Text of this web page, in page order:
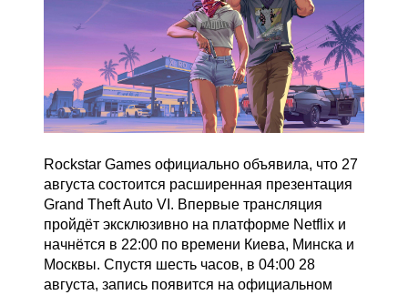
Rockstar Games официально объявила, что 27
августа состоится расширенная презентация
Grand Theft Auto VI. Впервые трансляция
пройдёт эксклюзивно на платформе Netflix и
начнётся в 22:00 по времени Киева, Минска и
Москвы. Спустя шесть часов, в 04:00 28
августа, запись появится на официальном